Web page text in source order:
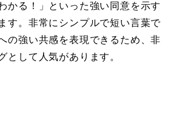
かる！」といった強い同意を示す
す。非常にシンプルで短い言葉で
の強い共感を表現できるため、非
として人気があります。